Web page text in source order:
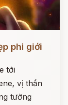
phi giới
tới
vị thần
tưởng